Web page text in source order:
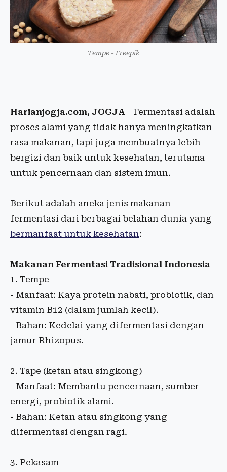
Tempe - Freepik
Harianjogja.com, JOGJA—Fermentasi adalah
proses alami yang tidak hanya meningkatkan
rasa makanan, tapi juga membuatnya lebih
bergizi dan baik untuk kesehatan, terutama
untuk pencernaan dan sistem imun.
Berikut adalah aneka jenis makanan
fermentasi dari berbagai belahan dunia yang
bermanfaat untuk kesehatan:
Makanan Fermentasi Tradisional Indonesia
1. Tempe
- Manfaat: Kaya protein nabati, probiotik, dan
vitamin B12 (dalam jumlah kecil).
- Bahan: Kedelai yang difermentasi dengan
jamur Rhizopus.
2. Tape (ketan atau singkong)
- Manfaat: Membantu pencernaan, sumber
energi, probiotik alami.
- Bahan: Ketan atau singkong yang
difermentasi dengan ragi.
3. Pekasam